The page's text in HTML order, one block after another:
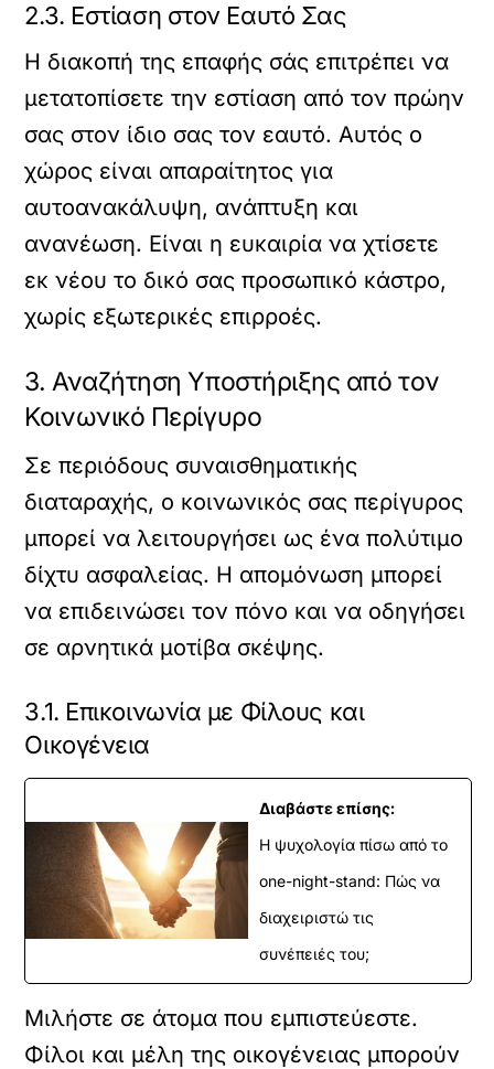
2.3. Εστίαση στον Εαυτό Σας
Η διακοπή της επαφής σάς επιτρέπει να
μετατοπίσετε την εστίαση από τον πρώην
σας στον ίδιο σας τον εαυτό. Αυτός ο
χώρος είναι απαραίτητος για
αυτοανακάλυψη, ανάπτυξη και
ανανέωση. Είναι η ευκαιρία να χτίσετε
εκ νέου το δικό σας προσωπικό κάστρο,
χωρίς εξωτερικές επιρροές.
3. Αναζήτηση Υποστήριξης από τον
Κοινωνικό Περίγυρο
Σε περιόδους συναισθηματικής
διαταραχής, ο κοινωνικός σας περίγυρος
μπορεί να λειτουργήσει ως ένα πολύτιμο
δίχτυ ασφαλείας. Η απομόνωση μπορεί
να επιδεινώσει τον πόνο και να οδηγήσει
σε αρνητικά μοτίβα σκέψης.
3.1. Επικοινωνία με Φίλους και
Οικογένεια
Διαβάστε επίσης:
Η ψυχολογία πίσω από το
one-night-stand: Πώς να
διαχειριστώ τις
συνέπειές του;
Μιλήστε σε άτομα που εμπιστεύεστε.
Φίλοι και μέλη της οικογένειας μπορούν